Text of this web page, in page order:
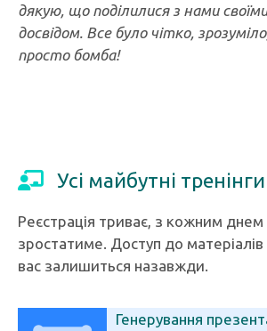
дякую, що поділилися з нами
досвідом. Все було чітко,
просто бомба!
Усі майбутні тренінги
Реєстрація триває, з кожним днем
зростатиме. Доступ до матеріалів
вас залишиться назавжди.
Генерування